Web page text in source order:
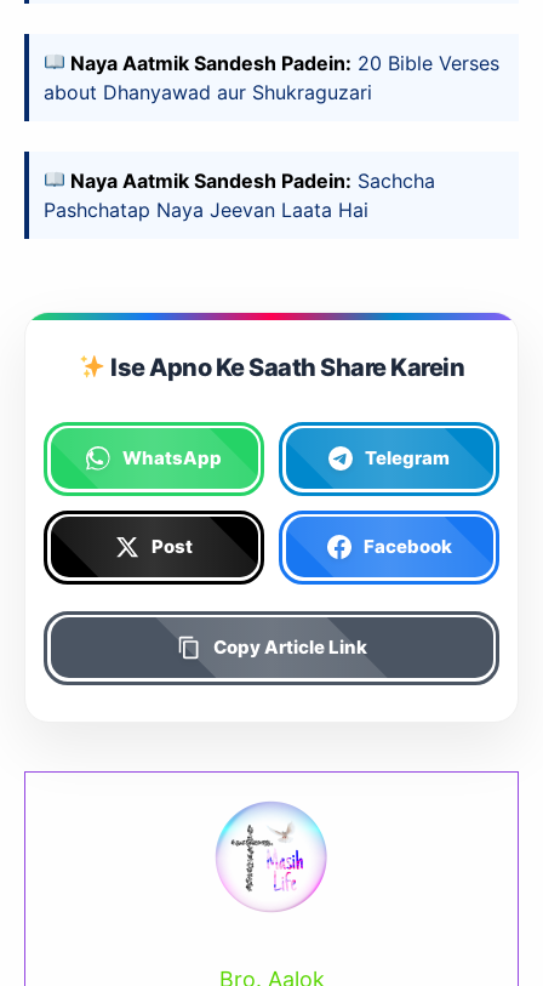
Naya Aatmik Sandesh Padein: 20 Bible Verses
about Dhanyawad aur Shukraguzari
Naya Aatmik Sandesh Padein: Sachcha
Pashchatap Naya Jeevan Laata Hai
Ise Apno Ke Saath Share Karein
WhatsApp Telegram
Post Facebook
Copy Article Link
Bro. Aalok
slice - A new bank, for new India
UPI पेमेंट करें। पेमेंट करते ही आपको तुरंत ₹500 का कैशबैक मिलेगा!
(रेफरल कोड डालना न भूलें: &AALOK98817)